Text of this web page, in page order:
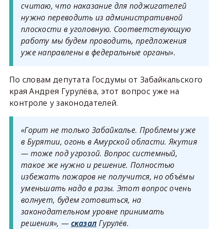
считаю, что наказание для поджигателей
нужно переводить из административной
плоскости в уголовную. Соответствующую
работу мы будем проводить, предложения
уже направлены в федеральные органы».
По словам депутата Госдумы от Забайкальского
края Андрея Гурулёва, этот вопрос уже на
контроле у законодателей.
«Горит не только Забайкалье. Проблемы уже
в Бурятии, огонь в Амурской области. Якутия
— тоже под угрозой. Вопрос системный,
такое же нужно и решение. Полностью
избежать пожаров не получится, но объёмы
уменьшать надо в разы. Этот вопрос очень
волнует, будем готовиться, на
законодательном уровне принимать
решения», — сказалГурулёв.